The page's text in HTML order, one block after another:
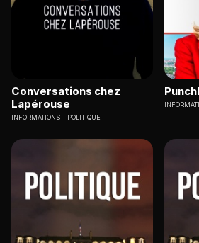
Conversations chez
Lapérouse
INFORMATIONS POLITIQUE